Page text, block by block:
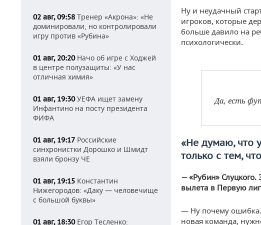
02 авг, 09:58 Тренер «Акрона»: «Не
доминировали, но контролировали
игру против «Рубина»
01 авг, 20:20Начо об игре с Ходжей
в центре полузащиты: «У нас
отличная химия»
01 авг, 19:30УЕФА ищет замену
Инфантино на посту президента
ФИФА
01 авг, 19:17 Российские
синхронистки Дорошко и Шмидт
взяли бронзу ЧЕ
01 авг, 19:15 Константин
Нижегородов: «Даку — человечище
с большой буквы»
01 авг, 18:30Егор Тесленко:
Ну и неудачный
игроков, которые
больше давило на
психологически.
Да, есть
«Не думаю, что
только с тем,
— «Рубин» Слуцкого.
вылета в Первую
— Ну почему ошибка.
новая команда,